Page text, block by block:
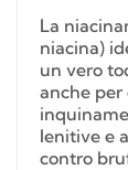
La
niacina)
un vero
anche per
lenitive e
contro